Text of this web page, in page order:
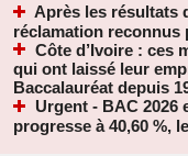
Après les résultats
réclamation reconnus
Côte d’Ivoire : ces
qui ont laissé leur
Baccalauréat depuis
Urgent - BAC 2026
progresse à 40,60 %,